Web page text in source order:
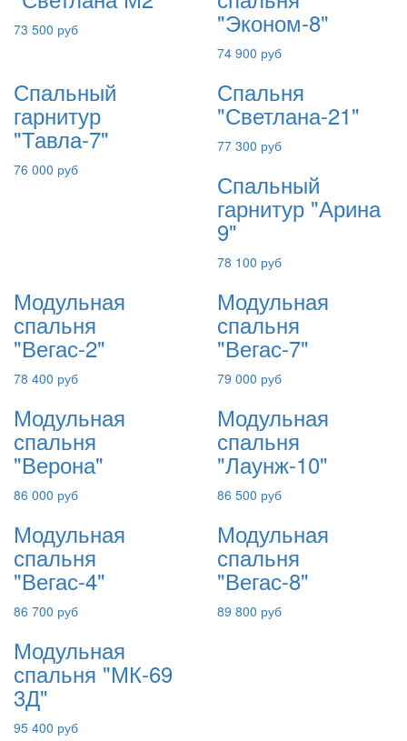
73 500 руб "Эконом-8"
74 900 руб
Спальный
гарнитур
"Тавла-7"
76 000 руб
Спальня
"Светлана-21"
77 300 руб
Спальный
гарнитур "Арина
9"
78 100 руб
Модульная
спальня
"Вегас-2"
78 400 руб
Модульная
спальня
"Вегас-7"
79 000 руб
Модульная
спальня
"Верона"
86 000 руб
Модульная
спальня
"Лаунж-10"
86 500 руб
Модульная
спальня
"Вегас-4"
86 700 руб
Модульная
спальня
"Вегас-8"
89 800 руб
Модульная
спальня "МК-69
3Д"
95 400 руб